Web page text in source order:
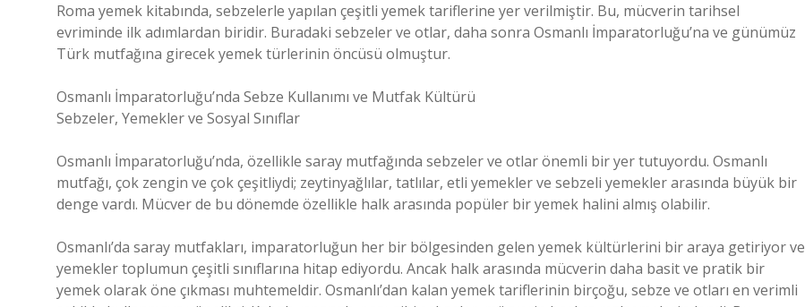
Roma yemek kitabında, sebzelerle yapılan çeşitli yemek tariflerine yer verilmiştir. Bu, mücverin tarihsel
evriminde ilk adımlardan biridir. Buradaki sebzeler ve otlar, daha sonra Osmanlı İmparatorluğu’na ve günümüz
Türk mutfağına girecek yemek türlerinin öncüsü olmuştur.
Osmanlı İmparatorluğu’nda Sebze Kullanımı ve Mutfak Kültürü
Sebzeler, Yemekler ve Sosyal Sınıflar
Osmanlı İmparatorluğu’nda, özellikle saray mutfağında sebzeler ve otlar önemli bir yer tutuyordu. Osmanlı
mutfağı, çok zengin ve çok çeşitliydi; zeytinyağlılar, tatlılar, etli yemekler ve sebzeli yemekler arasında büyük bir
denge vardı. Mücver de bu dönemde özellikle halk arasında popüler bir yemek halini almış olabilir.
Osmanlı’da saray mutfakları, imparatorluğun her bir bölgesinden gelen yemek kültürlerini bir araya getiriyor ve
yemekler toplumun çeşitli sınıflarına hitap ediyordu. Ancak halk arasında mücverin daha basit ve pratik bir
yemek olarak öne çıkması muhtemeldir. Osmanlı’dan kalan yemek tariflerinin birçoğu, sebze ve otları en verimli